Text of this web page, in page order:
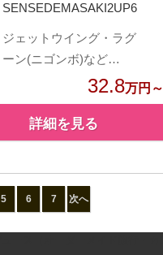
SENSEDEMASAKI2UP6
ジェットウイング・ラグ
ーン(ニゴンボ)など…
32.8万円～
詳細を見る
5 6 7 次へ